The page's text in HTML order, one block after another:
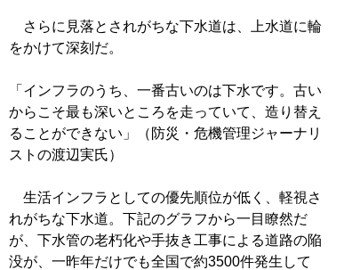
さらに見落とされがちな下水道は、上水道に輪
をかけて深刻だ。
「インフラのうち、一番古いのは下水です。古い
からこそ最も深いところを走っていて、造り替え
ることができない」（防災・危機管理ジャーナリ
ストの渡辺実氏）
生活インフラとしての優先順位が低く、軽視さ
れがちな下水道。下記のグラフから一目瞭然だ
が、下水管の老朽化や手抜き工事による道路の陥
没が、一昨年だけでも全国で約3500件発生して